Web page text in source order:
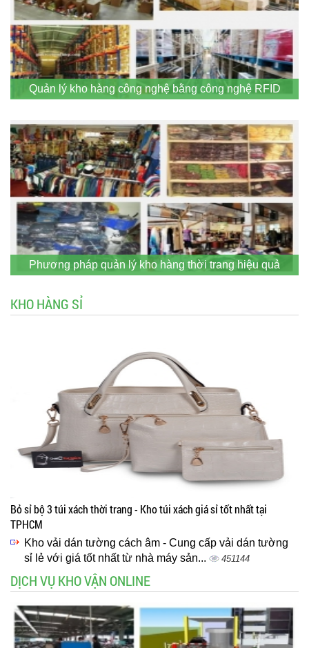
Quản lý kho hàng công nghệ bằng công nghệ RFID
Phương pháp quản lý kho hàng thời trang hiệu quả
KHO HÀNG SỈ
Bỏ sỉ bộ 3 túi xách thời trang - Kho túi xách giá sỉ tốt nhất tại
TPHCM
Kho vải dán tường cách âm - Cung cấp vải dán tường
sỉ lẻ với giá tốt nhất từ nhà máy sản...
451144
DỊCH VỤ KHO VẬN ONLINE